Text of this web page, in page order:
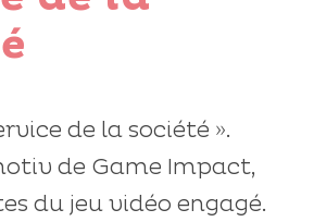
de la société ».
de Game Impact,
du jeu vidéo engagé.